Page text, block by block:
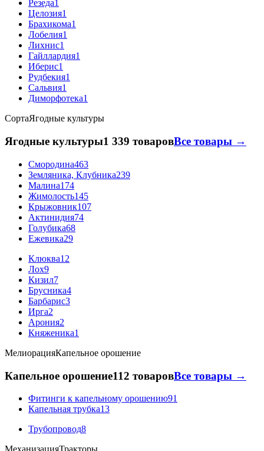
Резеда1
Целозия1
Брахикома1
Лобелия1
Лихнис1
Гайллардия1
Иберис1
Рудбекия1
Сальвия1
Диморфотека1
СортаЯгодные культуры
Ягодные культуры1 339 товаровВсе товары →
Смородина463
Земляника, Клубника239
Малина174
Жимолость145
Крыжовник107
Актинидия74
Голубика68
Ежевика29
Клюква12
Лох9
Кизил7
Брусника4
Барбарис3
Ирга2
Арония2
Княженика1
МелиорацияКапельное орошение
Капельное орошение112 товаровВсе товары →
Фитинги к капельному орошению91
Капельная трубка13
Трубопровод8